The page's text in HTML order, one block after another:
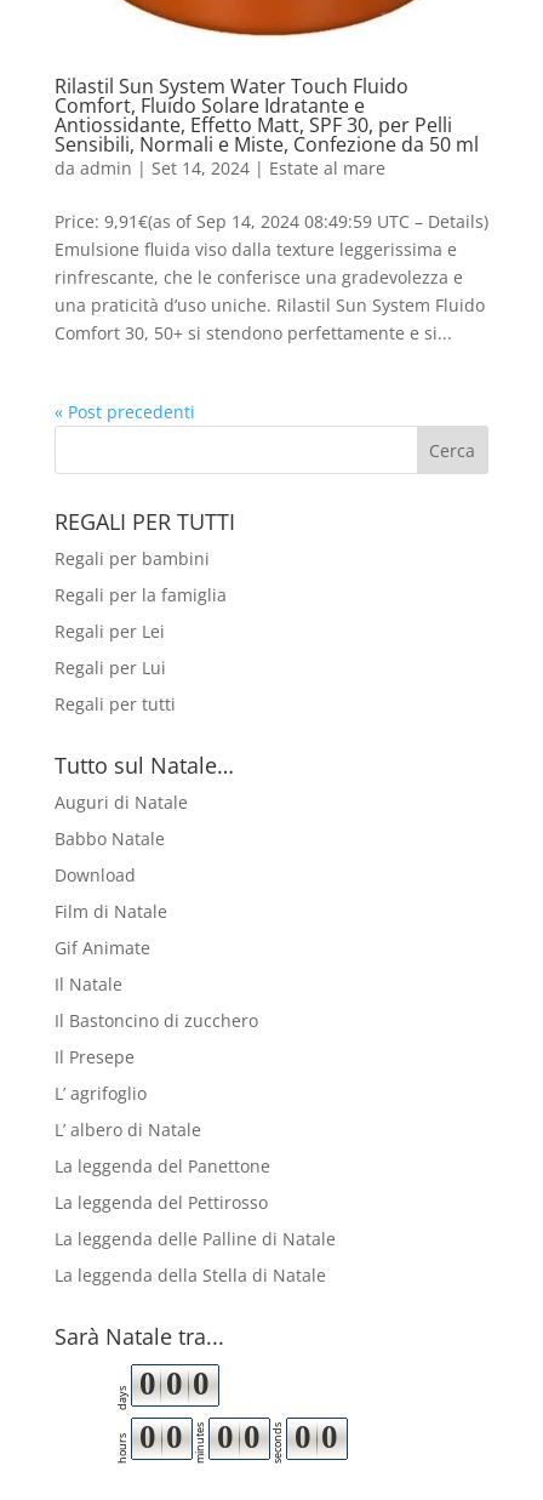
Rilastil Sun System Water Touch Fluido
Comfort, Fluido Solare Idratante e
Antiossidante, Effetto Matt, SPF 30, per Pelli
Sensibili, Normali e Miste, Confezione da 50 ml
da admin | Set 14, 2024| Estate al mare
Price: 9,91€(as of Sep 14, 2024 08:49:59 UTC – Details)
Emulsione fluida viso dalla texture leggerissima e
rinfrescante, che le conferisce una gradevolezza e
una praticità d’uso uniche. Rilastil Sun System Fluido
Comfort 30, 50+ si stendono perfettamente e si...
« Post precedenti
REGALI PER TUTTI
Regali per bambini
Regali per la famiglia
Regali per Lei
Regali per Lui
Regali per tutti
Tutto sul Natale…
Auguri di Natale
Babbo Natale
Download
Film di Natale
Gif Animate
Il Natale
Il Bastoncino di zucchero
Il Presepe
L’ agrifoglio
L’ albero di Natale
La leggenda del Panettone
La leggenda del Pettirosso
La leggenda delle Palline di Natale
La leggenda della Stella di Natale
Sarà Natale tra...
days 0 0 0
hours 0 0 minutes 0 0 seconds 0 0